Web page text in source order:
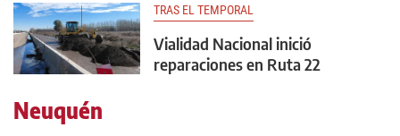
TRAS EL TEMPORAL
Vialidad Nacional inició
reparaciones en Ruta 22
Neuquén